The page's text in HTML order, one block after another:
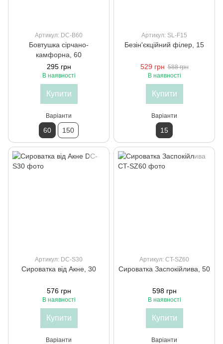
Артикул: DC-В60
Бовтушка сірчано-
камфорна, 60
295 грн
В наявності
Купити
Варіанти
60 150
Артикул: SL-F15
Безін'єкційний філер, 15
529 грн 588 грн
В наявності
Купити
Варіанти
15
Артикул: DC-S30
Сироватка від Акне, 30
576 грн
В наявності
Купити
Варіанти
Артикул: CT-SZ60
Сироватка Заспокійлива, 50
598 грн
В наявності
Купити
Варіанти